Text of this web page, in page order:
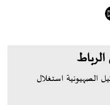
الصهيونية استغلال